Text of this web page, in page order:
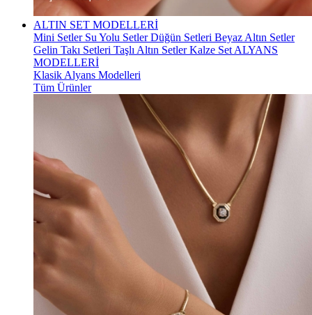
ALTIN SET MODELLERİ
Mini Setler Su Yolu SetlerDüğün Setleri Beyaz Altın Setler
Gelin Takı Setleri Taşlı Altın SetlerKalze Set ALYANS
MODELLERİ
Klasik Alyans Modelleri
Tüm Ürünler